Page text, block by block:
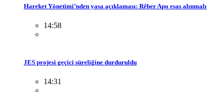
Hareket Yönetimi’nden yasa açıklaması: Rêber Apo esas alınmalı
14:58
JES projesi geçici süreliğine durduruldu
14:31